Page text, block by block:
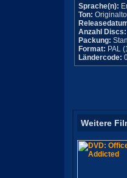
Sprache(n):
Ton:
Anzahl Discs:
Packung:
Format: PAL
Ländercode:
Weitere